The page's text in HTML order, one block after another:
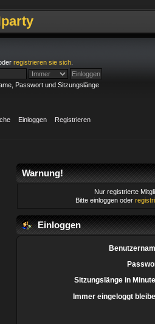
registrieren sie sich
Passwort und Sitzungslänge
Einloggen Registrieren
Warnung!
Nur registrierte
Bitte einloggen oder
Einloggen
Sitzungslänge in
Immer eingeloggt